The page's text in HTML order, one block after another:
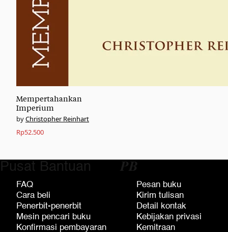
Mempertahankan
Imperium
Christopher Reinhart
Rp52.500
Pusat Bantuan
FAQ
Cara beli
Penerbit-penerbit
Mesin pencari buku
Konfirmasi pembayaran
𝑷𝑩
Pesan buku
Kirim tulisan
Detail kontak
Kebijakan privasi
Kemitraan